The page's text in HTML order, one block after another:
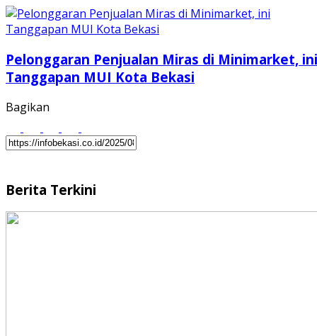
Pelonggaran Penjualan Miras di Minimarket, ini
Tanggapan MUI Kota Bekasi
Bagikan
Berita Terkini